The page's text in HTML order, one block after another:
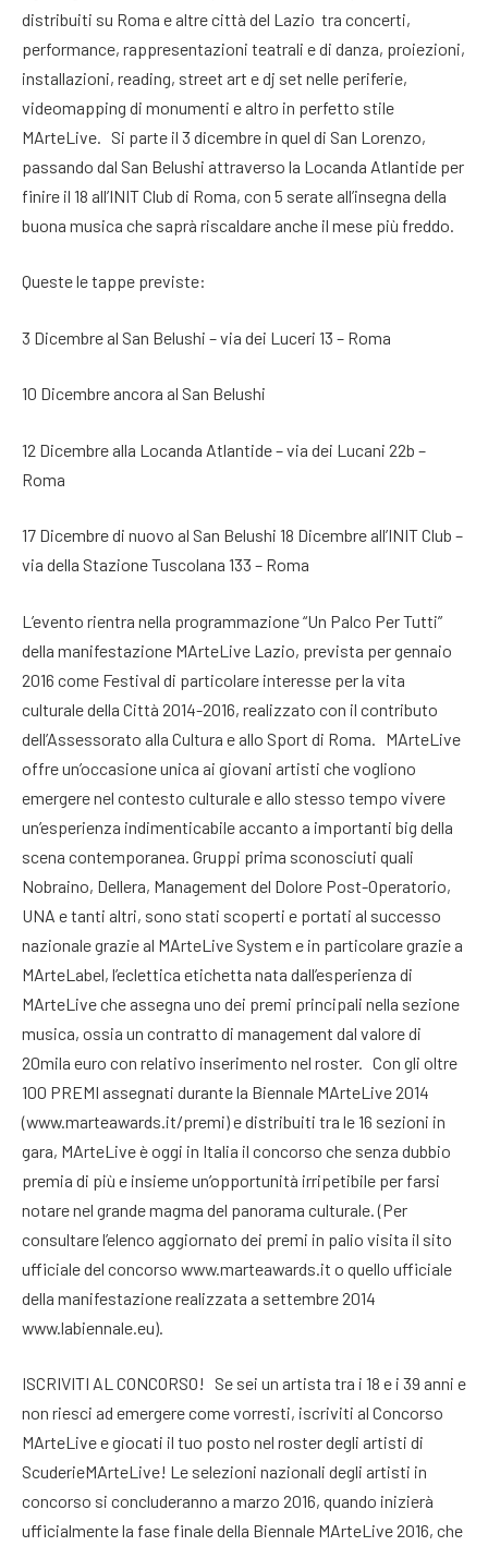
distribuiti su Roma e altre città del Lazio tra concerti,
performance, rappresentazioni teatrali e di danza, proiezioni,
installazioni, reading, street art e dj set nelle periferie,
videomapping di monumenti e altro in perfetto stile
MArteLive. Si parte il 3 dicembre in quel di San Lorenzo,
passando dal San Belushi attraverso la Locanda Atlantide per
finire il 18 all’INIT Club di Roma, con 5 serate all’insegna della
buona musica che saprà riscaldare anche il mese più freddo.
Queste le tappe previste:
3 Dicembre al San Belushi – via dei Luceri 13 – Roma
10 Dicembre ancora al San Belushi
12 Dicembre alla Locanda Atlantide – via dei Lucani 22b –
Roma
17 Dicembre di nuovo al San Belushi 18 Dicembre all’INIT Club –
via della Stazione Tuscolana 133 – Roma
L’evento rientra nella programmazione “Un Palco Per Tutti”
della manifestazione MArteLive Lazio, prevista per gennaio
2016 come Festival di particolare interesse per la vita
culturale della Città 2014-2016, realizzato con il contributo
dell’Assessorato alla Cultura e allo Sport di Roma. MArteLive
offre un’occasione unica ai giovani artisti che vogliono
emergere nel contesto culturale e allo stesso tempo vivere
un’esperienza indimenticabile accanto a importanti big della
scena contemporanea. Gruppi prima sconosciuti quali
Nobraino, Dellera, Management del Dolore Post-Operatorio,
UNA e tanti altri, sono stati scoperti e portati al successo
nazionale grazie al MArteLive System e in particolare grazie a
MArteLabel, l’eclettica etichetta nata dall’esperienza di
MArteLive che assegna uno dei premi principali nella sezione
musica, ossia un contratto di management dal valore di
20mila euro con relativo inserimento nel roster. Con gli oltre
100 PREMI assegnati durante la Biennale MArteLive 2014
(www.marteawards.it/premi) e distribuiti tra le 16 sezioni in
gara, MArteLive è oggi in Italia il concorso che senza dubbio
premia di più e insieme un’opportunità irripetibile per farsi
notare nel grande magma del panorama culturale. (Per
consultare l’elenco aggiornato dei premi in palio visita il sito
ufficiale del concorso www.marteawards.it o quello ufficiale
della manifestazione realizzata a settembre 2014
www.labiennale.eu).
ISCRIVITI AL CONCORSO! Se sei un artista tra i 18 e i 39 anni e
non riesci ad emergere come vorresti, iscriviti al Concorso
MArteLive e giocati il tuo posto nel roster degli artisti di
ScuderieMArteLive! Le selezioni nazionali degli artisti in
concorso si concluderanno a marzo 2016, quando inizierà
ufficialmente la fase finale della Biennale MArteLive 2016, che